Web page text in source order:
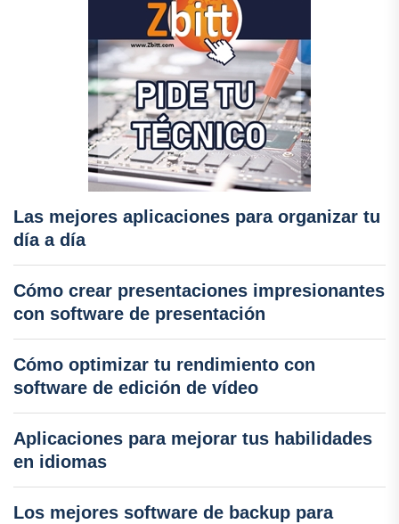
Las mejores aplicaciones para organizar tu
día a día
Cómo crear presentaciones impresionantes
con software de presentación
Cómo optimizar tu rendimiento con
software de edición de vídeo
Aplicaciones para mejorar tus habilidades
en idiomas
Los mejores software de backup para